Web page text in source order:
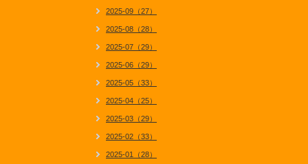
2025-09（27）
2025-08（28）
2025-07（29）
2025-06（29）
2025-05（33）
2025-04（25）
2025-03（29）
2025-02（33）
2025-01（28）